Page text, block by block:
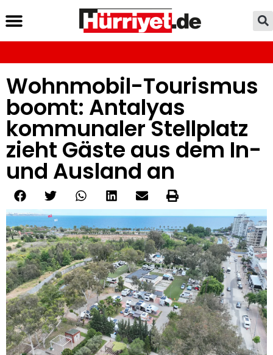
Wohnmobil-Tourismus
boomt: Antalyas
kommunaler Stellplatz
zieht Gäste aus dem In-
und Ausland an